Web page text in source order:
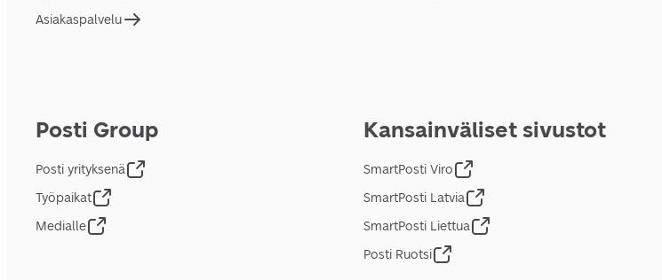
Asiakaspalvelu
Posti Group
Posti yrityksenä
Työpaikat
Medialle
Kansainväliset sivustot
SmartPosti Viro
SmartPosti Latvia
SmartPosti Liettua
Posti Ruotsi